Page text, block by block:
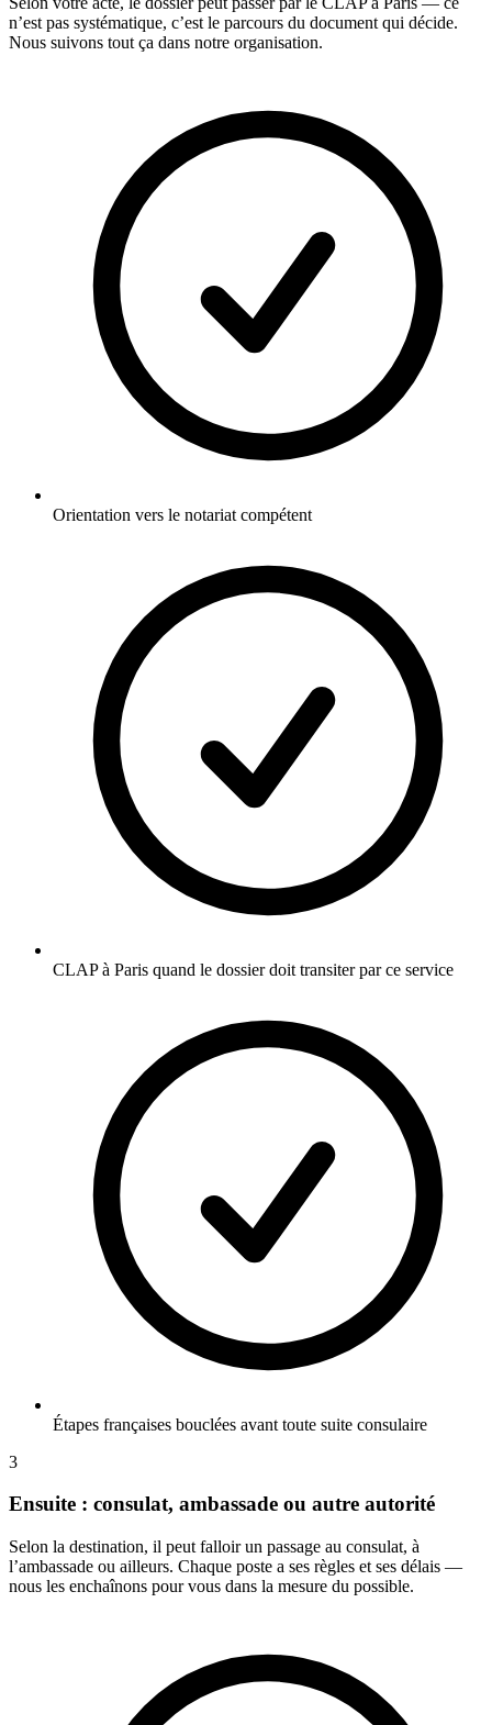
n’est pas systématique, c’est le parcours du document qui décide.
Nous suivons tout ça dans notre organisation.
Orientation vers le notariat compétent
CLAP à Paris quand le dossier doit transiter par ce service
Étapes françaises bouclées avant toute suite consulaire
3
Ensuite : consulat, ambassade ou autre autorité
Selon la destination, il peut falloir un passage au consulat, à
l’ambassade ou ailleurs. Chaque poste a ses règles et ses délais —
nous les enchaînons pour vous dans la mesure du possible.